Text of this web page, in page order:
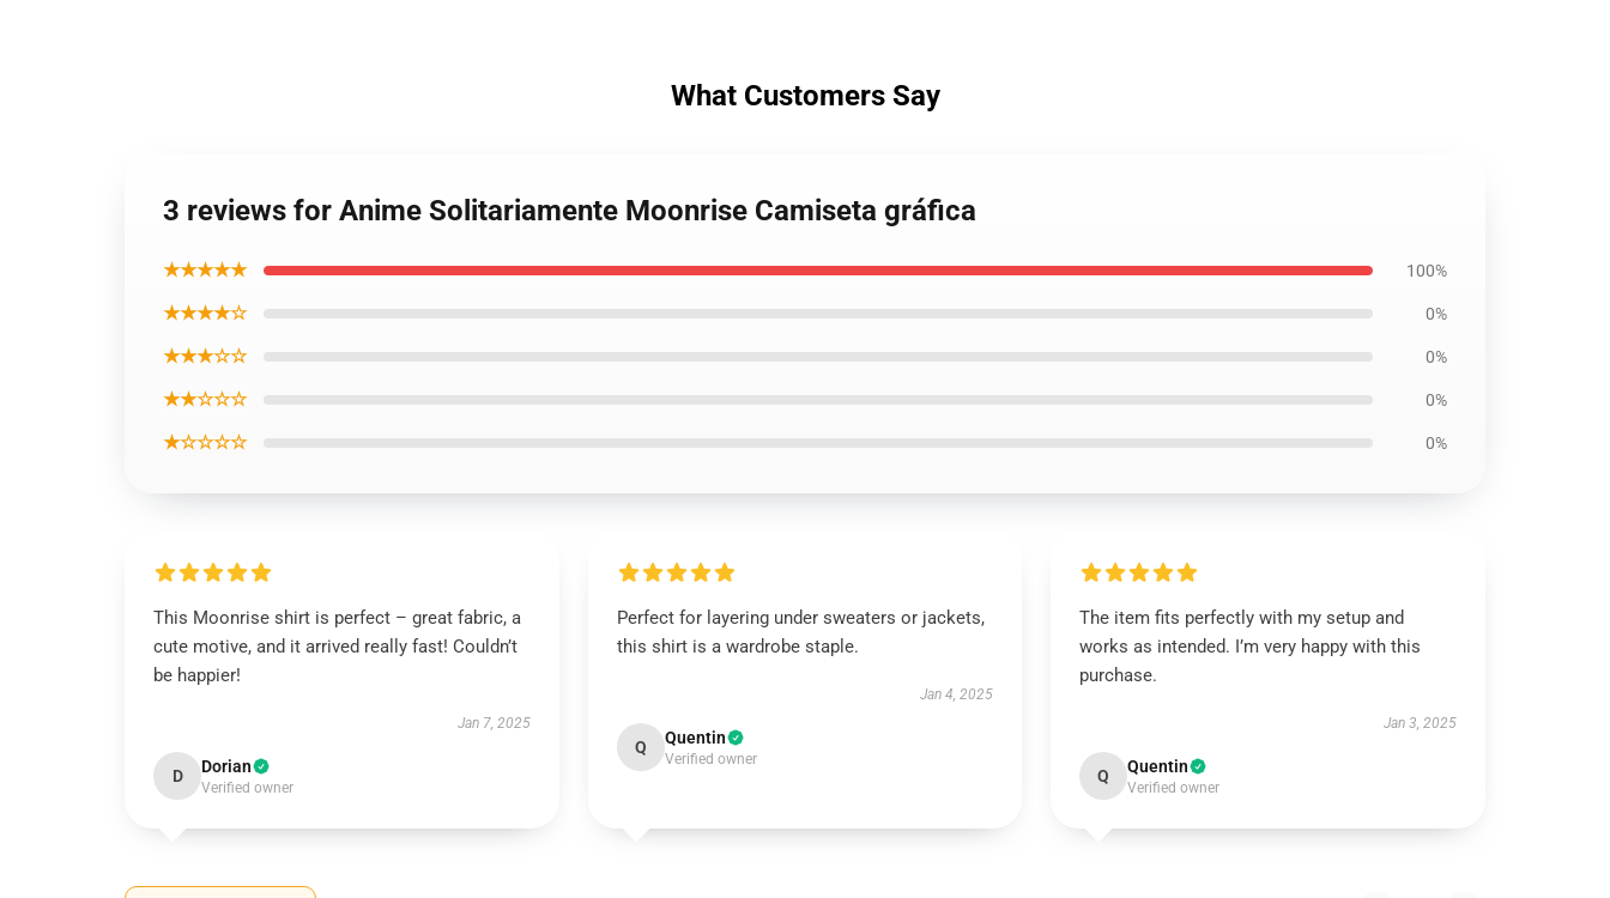
What Customers Say
3 reviews for Anime Solitariamente Moonrise Camiseta gráfica
★★★★★ 100%
★★★★☆ 0%
★★★☆☆ 0%
★★☆☆☆ 0%
★☆☆☆☆ 0%
This Moonrise shirt is perfect – great fabric, a
cute motive, and it arrived really fast! Couldn’t
be happier!
Jan 7, 2025
D Dorian
Verified owner
Perfect for layering under sweaters or jackets,
this shirt is a wardrobe staple.
Jan 4, 2025
Q Quentin
Verified owner
The item fits perfectly with my setup and
works as intended. I’m very happy with this
purchase.
Jan 3, 2025
Q Quentin
Verified owner